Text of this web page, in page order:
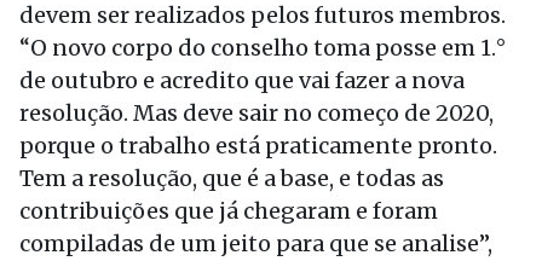
devem ser realizados pelos futuros membros.
“O novo corpo do conselho toma posse em 1.°
de outubro e acredito que vai fazer a nova
resolução. Mas deve sair no começo de 2020,
porque o trabalho está praticamente pronto.
Tem a resolução, que é a base, e todas as
contribuições que já chegaram e foram
compiladas de um jeito para que se analise”,